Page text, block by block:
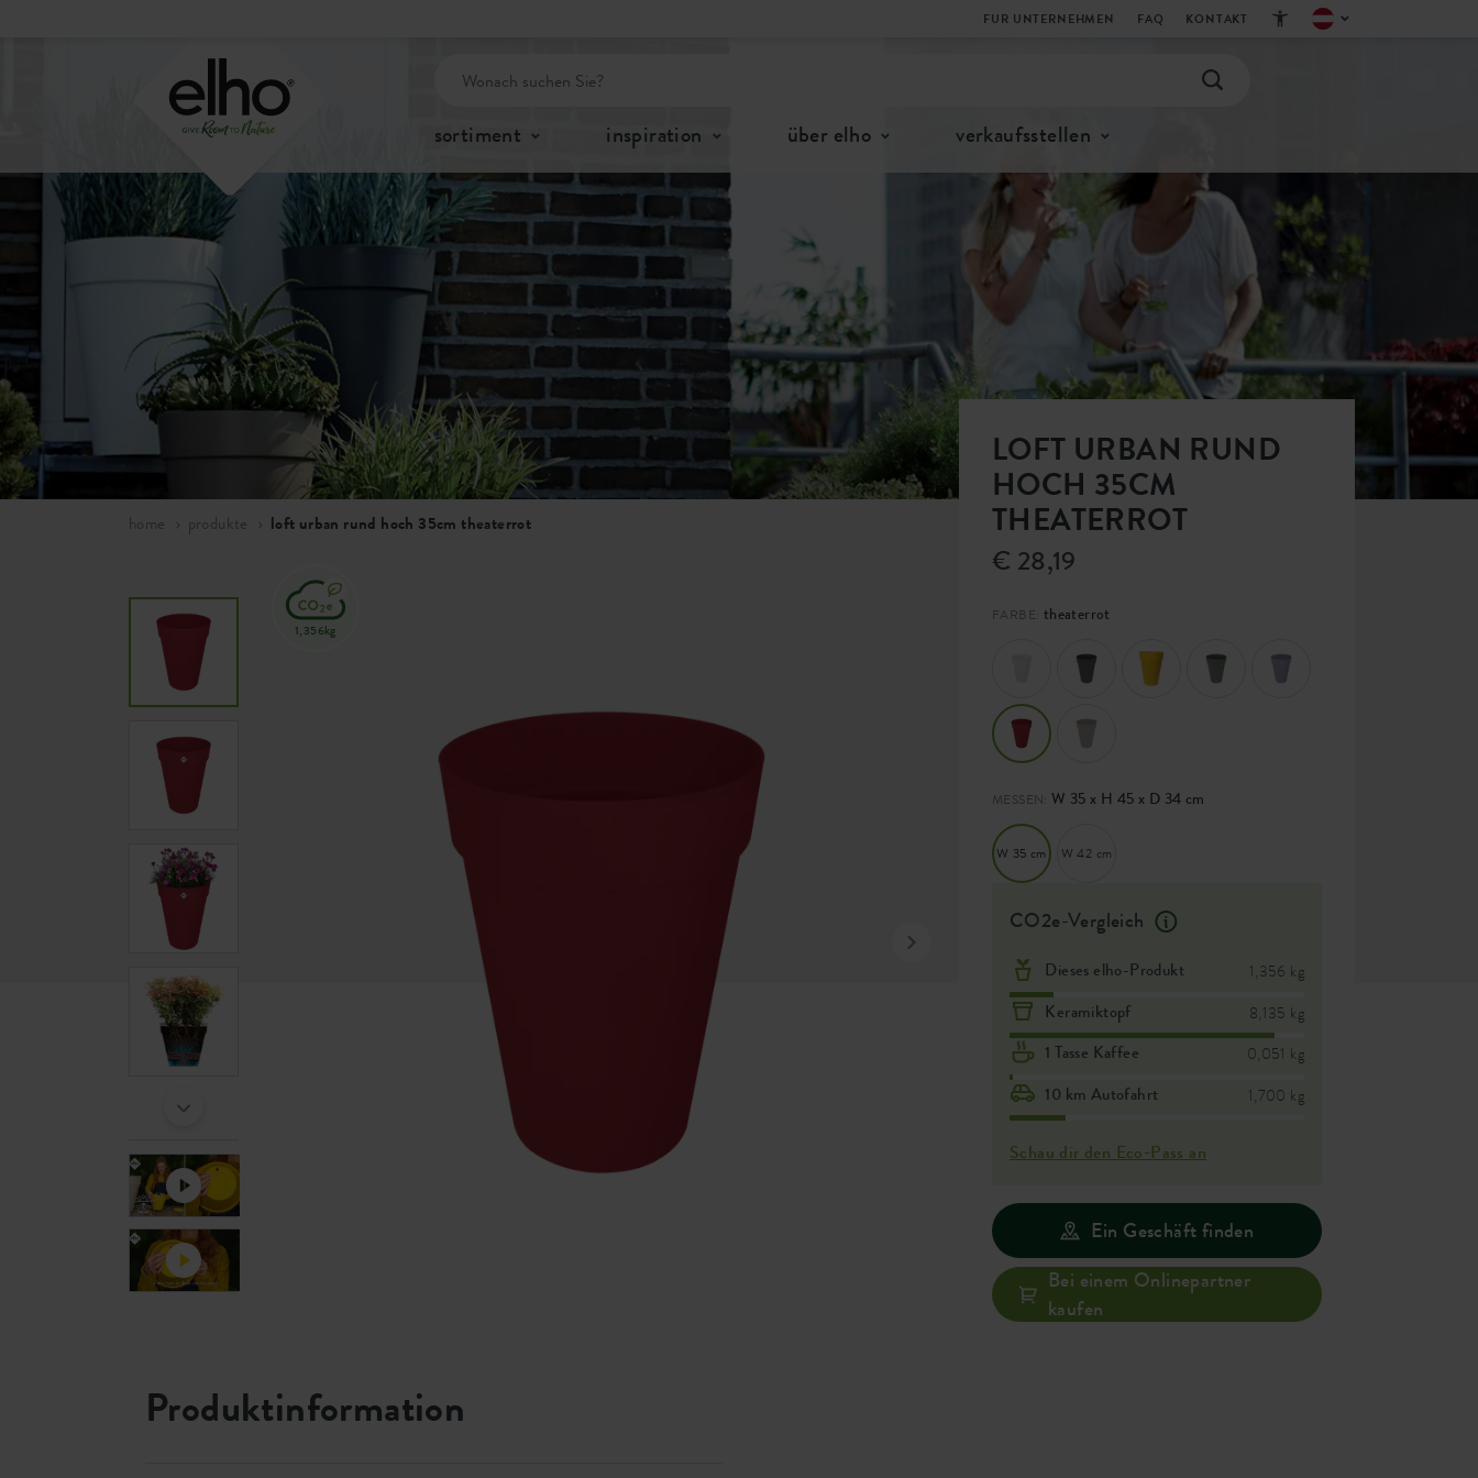
FUR UNTERNEHMEN FAQ KONTAKT
sortiment inspiration über elho verkaufsstellen
home produkte loft urban rund hoch 35cm theaterrot
LOFT URBAN RUND
HOCH 35CM
THEATERROT
€ 28,19
FARBE: theaterrot
MESSEN: W 35 x H 45 x D 34 cm
W 35 cm W 42 cm
CO2e-Vergleich
Dieses elho-Produkt 1,356 kg
Keramiktopf 8,135 kg
1 Tasse Kaffee 0,051 kg
10 km Autofahrt 1,700 kg
Schau dir den Eco-Pass an
Ein Geschäft finden
Bei einem Onlinepartner
kaufen
1,356kg
Produktinformation